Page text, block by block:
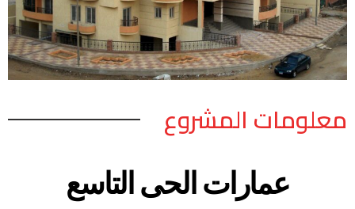
معلومات المشروع
عمارات الحى التاسع